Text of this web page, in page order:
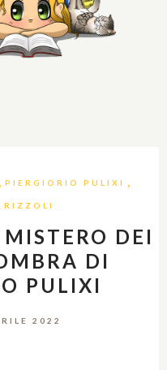
PIERGIORIO PULIXI ,
RIZZOLI
DEI
DI
PULIXI
2022